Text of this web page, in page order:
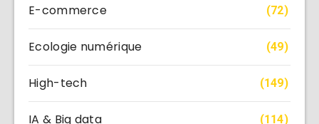
E-commerce (72)
Ecologie numérique (49)
High-tech (149)
IA & Big data (114)